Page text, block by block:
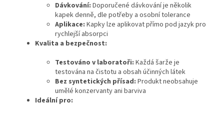
Dávkování: Doporučené dávkování je několik
kapek denně, dle potřeby a osobní tolerance
Aplikace: Kapky lze aplikovat přímo pod jazyk pro
rychlejší absorpci
Kvalita a bezpečnost:
Testováno v laboratoři: Každá šarže je
testována na čistotu a obsah účinných látek
Bez syntetických přísad: Produkt neobsahuje
umělé konzervanty ani barviva
Ideální pro: